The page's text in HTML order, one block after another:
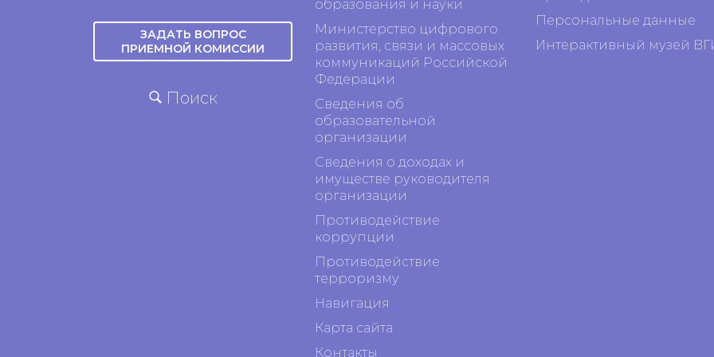
ЗАДАТЬ ВОПРОС
ПРИЕМНОЙ КОМИССИИ
Поиск
образования и науки
Министерство цифрового
развития, связи и массовых
коммуникаций Российской
Федерации
Сведения об
образовательной
организации
Сведения о доходах и
имуществе руководителя
организации
Противодействие
коррупции
Противодействие
терроризму
Навигация
Карта сайта
Контакты
Персональные данные
Интерактивный музей